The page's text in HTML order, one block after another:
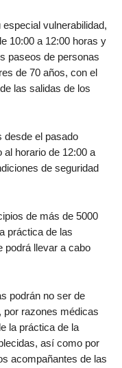
vulnerabilidad,
10:00 a 12:00 horas y
paseos de personas
de 70 años, con el
las salidas de los
desde el pasado
al horario de 12:00 a
de seguridad
de más de 5000
práctica de las
podrá llevar a cabo
podrán no ser de
por razones médicas
la práctica de la
así como por
acompañantes de las